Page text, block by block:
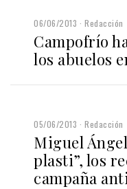
06/06/2013 Redacción
Campofrío
los abuelos
05/06/2013 Redacción
Miguel
plasti”, los
campaña